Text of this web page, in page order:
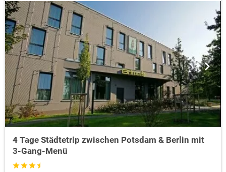
4 Tage Städtetrip zwischen Potsdam & Berlin mit
3-Gang-Menü